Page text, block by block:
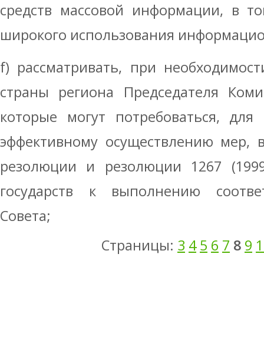
средств массовой информации, в
широкого использования
f) рассматривать, при
страны региона Председателя
которые могут потребоваться,
эффективному осуществлению мер,
резолюции и резолюции 1267
государств к выполнению
Совета;
Страницы: 3 4 5 6 7 8 9